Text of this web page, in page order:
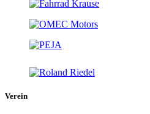
Verein